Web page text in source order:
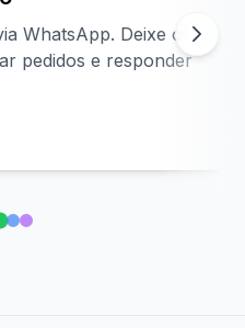
WhatsApp. Deixe o
pedidos e responder